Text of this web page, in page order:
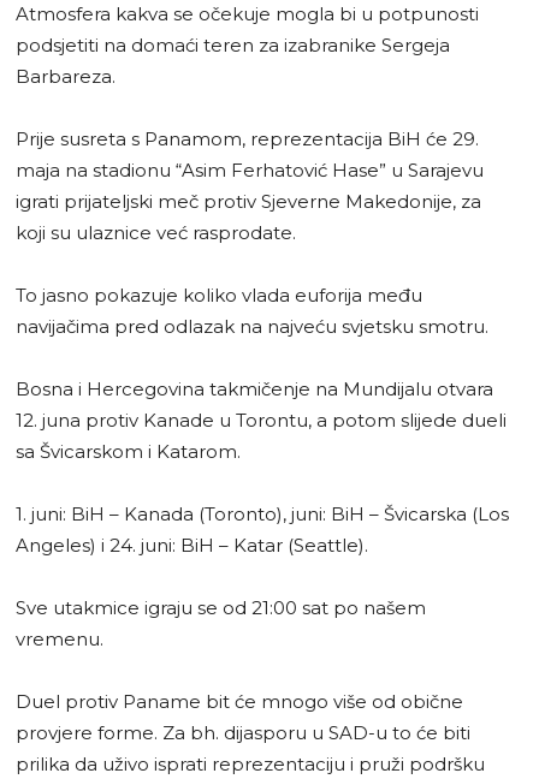
Atmosfera kakva se očekuje mogla bi u potpunosti
podsjetiti na domaći teren za izabranike Sergeja
Barbareza.
Prije susreta s Panamom, reprezentacija BiH će 29.
maja na stadionu “Asim Ferhatović Hase” u Sarajevu
igrati prijateljski meč protiv Sjeverne Makedonije, za
koji su ulaznice već rasprodate.
To jasno pokazuje koliko vlada euforija među
navijačima pred odlazak na najveću svjetsku smotru.
Bosna i Hercegovina takmičenje na Mundijalu otvara
12. juna protiv Kanade u Torontu, a potom slijede dueli
sa Švicarskom i Katarom.
1. juni: BiH – Kanada (Toronto), juni: BiH – Švicarska (Los
Angeles) i 24. juni: BiH – Katar (Seattle).
Sve utakmice igraju se od 21:00 sat po našem
vremenu.
Duel protiv Paname bit će mnogo više od obične
provjere forme. Za bh. dijasporu u SAD-u to će biti
prilika da uživo isprati reprezentaciju i pruži podršku